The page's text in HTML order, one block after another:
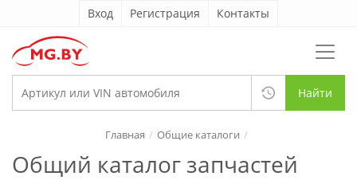
Вход Регистрация Контакты
Найти
Общий каталог запчастей
Главная Общие каталоги